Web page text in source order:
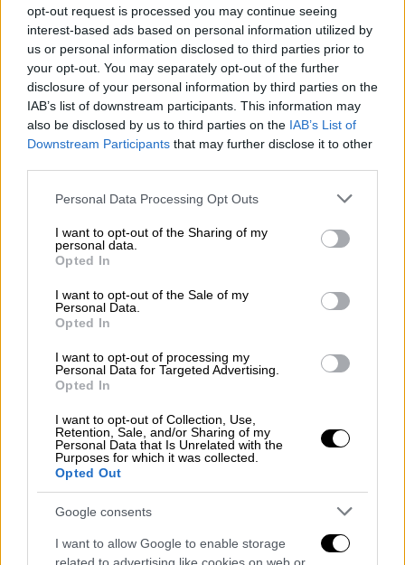
opt-out request is processed you may continue seeing
interest-based ads based on personal information utilized by
us or personal information disclosed to third parties prior to
your opt-out. You may separately opt-out of the further
disclosure of your personal information by third parties on the
IAB’s list of downstream participants. This information may
also be disclosed by us to third parties on the IAB’s List of
Downstream Participants that may further disclose it to other
Please note that this website/app uses one or more Google
not limited to your visit or usage behaviour. You may click to
grant or deny consent to Google and its third-party tags to
use your data for below specified purposes in below Google
consent section.
Personal Data Processing Opt Outs
I want to opt-out of the Sharing of my
personal data.
Opted In
I want to opt-out of the Sale of my
Personal Data.
Opted In
I want to opt-out of processing my
Personal Data for Targeted Advertising.
Opted In
I want to opt-out of Collection, Use,
Retention, Sale, and/or Sharing of my
Personal Data that Is Unrelated with the
Purposes for which it was collected.
Opted Out
Google consents
I want to allow Google to enable storage
Συνταγές|18.07.2023 12:20
Αγαπημένο ορεκτικό ή κυρίως πιάτο -
Κολοκυθοκεφτέδες με κεφαλοτύρι
Αξιοποιώντας τα γλυκά, καλοκαιρινά
κολοκυθάκια, φτιάχνετε την τέλεια
παραδοσιακή λιχουδιά, που αγαπούν και οι